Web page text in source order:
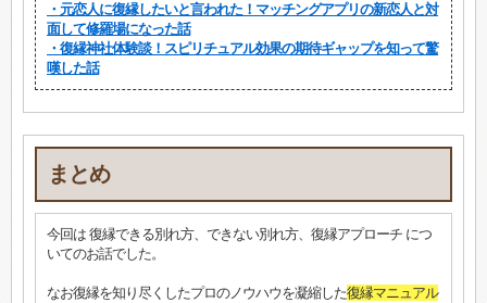
・元恋人に復縁したいと言われた！マッチングアプリの新恋人と対
面して修羅場になった話
・復縁神社体験談！スピリチュアル効果の期待ギャップを知って驚
嘆した話
まとめ
今回は 復縁できる別れ方、できない別れ方、復縁アプローチ につ
いてのお話でした。
なお復縁を知り尽くしたプロのノウハウを凝縮した復縁マニュアル